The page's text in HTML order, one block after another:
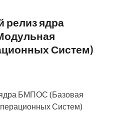
ядра
Систем)
БМПОС (Базовая
Систем)